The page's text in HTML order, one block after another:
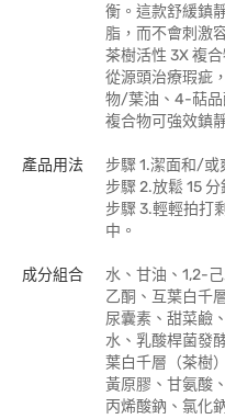
衡。這款舒緩鎮
脂，而不會刺激
茶樹活性 3X 複
從源頭治療瑕疵
物/葉油、4-萜品
複合物可強效鎮
產品用法
步驟 1.潔面和/或
步驟 2.放鬆 15
步驟 3.輕輕拍打
中。
成分組合
水、甘油、1,2-
乙酮、互葉白千
尿囊素、甜菜鹼
水、乳酸桿菌發
葉白千層（茶樹
黃原膠、甘氨酸
丙烯酸鈉、氯化